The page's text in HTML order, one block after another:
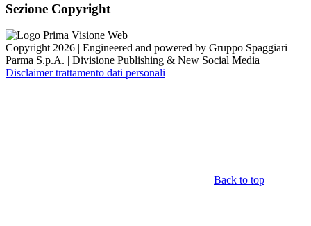
Sezione Copyright
Copyright 2026 | Engineered and powered by Gruppo Spaggiari
Parma S.p.A. | Divisione Publishing & New Social Media
Disclaimer trattamento dati personali
Back to top